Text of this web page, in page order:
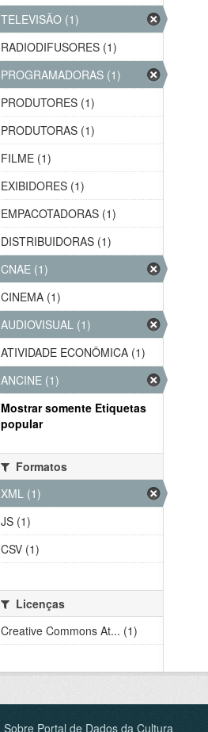
TELEVISÃO (1)
RADIODIFUSORES (1)
PROGRAMADORAS (1)
PRODUTORES (1)
PRODUTORAS (1)
FILME (1)
EXIBIDORES (1)
EMPACOTADORAS (1)
DISTRIBUIDORAS (1)
CNAE (1)
CINEMA (1)
AUDIOVISUAL (1)
ATIVIDADE ECONÔMICA (1)
ANCINE (1)
Mostrar somente Etiquetas
popular
Formatos
XML (1)
JS (1)
CSV (1)
Licenças
Creative Commons At... (1)
Sobre Portal de Dados da Cultura